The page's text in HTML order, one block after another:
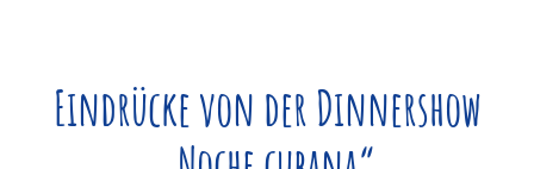
Eindrücke von der Dinnershow